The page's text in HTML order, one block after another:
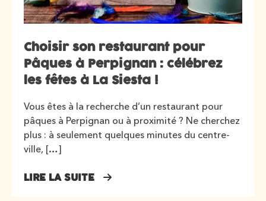
Choisir son restaurant pour
Pâques à Perpignan : célébrez
les fêtes à La Siesta !
Vous êtes à la recherche d’un restaurant pour
pâques à Perpignan ou à proximité ? Ne cherchez
plus : à seulement quelques minutes du centre-
ville, […]
LIRE LA SUITE